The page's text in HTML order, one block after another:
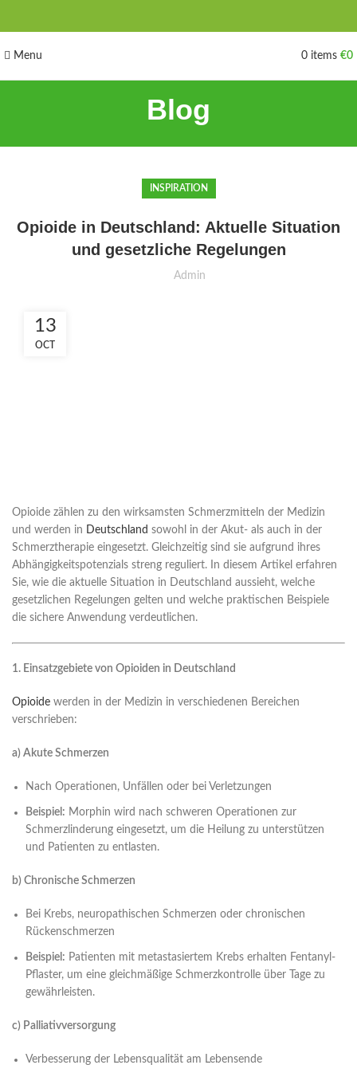
Menu 0 items €0
Blog
INSPIRATION
Opioide in Deutschland: Aktuelle Situation
und gesetzliche Regelungen
Admin
13
OCT
Opioide zählen zu den wirksamsten Schmerzmitteln der Medizin
und werden in Deutschland sowohl in der Akut- als auch in der
Schmerztherapie eingesetzt. Gleichzeitig sind sie aufgrund ihres
Abhängigkeitspotenzials streng reguliert. In diesem Artikel erfahren
Sie, wie die aktuelle Situation in Deutschland aussieht, welche
gesetzlichen Regelungen gelten und welche praktischen Beispiele
die sichere Anwendung verdeutlichen.
1. Einsatzgebiete von Opioiden in Deutschland
Opioide werden in der Medizin in verschiedenen Bereichen
verschrieben:
a) Akute Schmerzen
Nach Operationen, Unfällen oder bei Verletzungen
Beispiel: Morphin wird nach schweren Operationen zur
Schmerzlinderung eingesetzt, um die Heilung zu unterstützen
und Patienten zu entlasten.
b) Chronische Schmerzen
Bei Krebs, neuropathischen Schmerzen oder chronischen
Rückenschmerzen
Beispiel: Patienten mit metastasiertem Krebs erhalten Fentanyl-
Pflaster, um eine gleichmäßige Schmerzkontrolle über Tage zu
gewährleisten.
c) Palliativversorgung
Verbesserung der Lebensqualität am Lebensende